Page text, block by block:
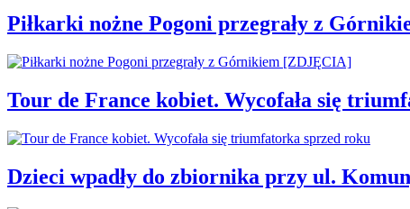
Piłkarki nożne Pogoni przegrały z
Tour de France kobiet. Wycofała się
Dzieci wpadły do zbiornika przy ul.